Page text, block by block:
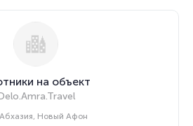
на объект
Абхазия, Новый Афон